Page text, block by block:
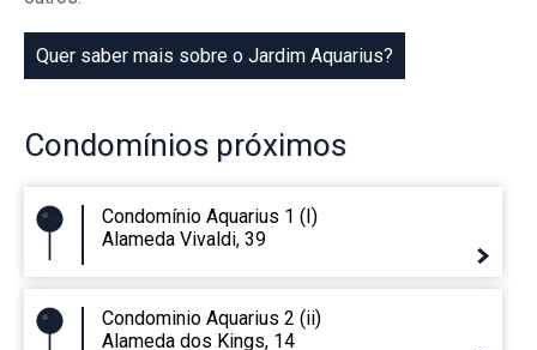
Quer saber mais sobre o Jardim Aquarius?
Condomínios próximos
Condomínio Aquarius 1 (I)
Alameda Vivaldi, 39
Condominio Aquarius 2 (ii)
Alameda dos Kings, 14